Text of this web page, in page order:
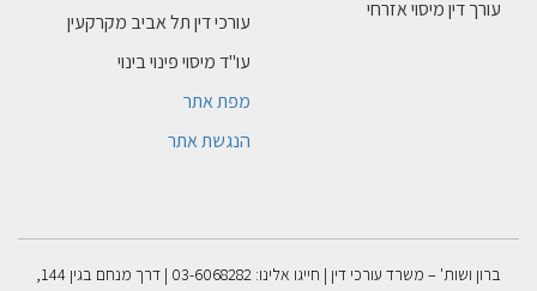
עורך דין מיסוי אזרחי
עורכי דין תל אביב מקרקעין
עו"ד מיסוי פינוי בינוי
מפת אתר
הנגשת אתר
ברון ושות' – משרד עורכי דין | חייגו אלינו: 03-6068282 | דרך מנחם בגין 144,